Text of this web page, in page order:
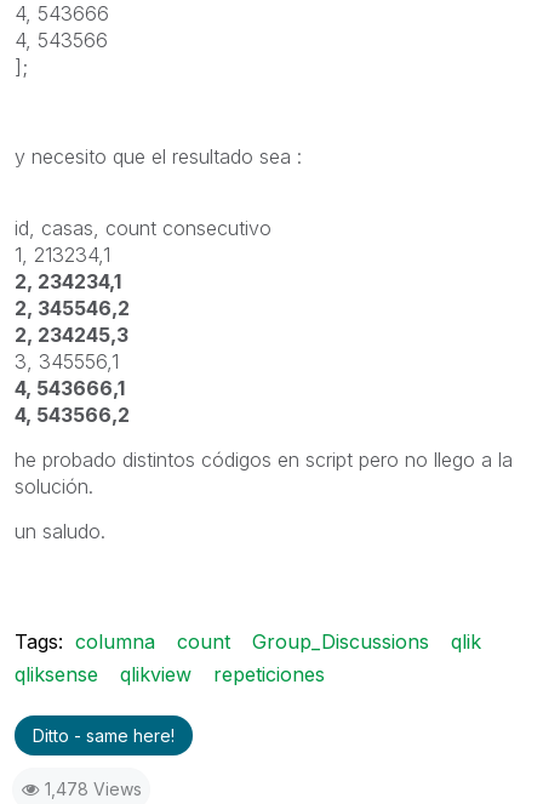
4, 543666
4, 543566
];
y necesito que el resultado sea :
id, casas, count consecutivo
1, 213234,1
2, 234234,1
2, 345546,2
2, 234245,3
3, 345556,1
4, 543666,1
4, 543566,2
he probado distintos códigos en script pero no llego a la
solución.
un saludo.
Tags: columna count Group_Discussions
qlik
qliksense
qlikview repeticiones
Ditto - same here!
1,478 Views